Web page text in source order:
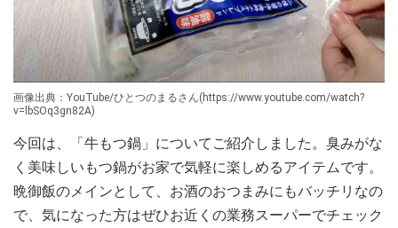
画像出典：YouTube/ひとつのまるさん(https://www.youtube.com/watch?
v=lbSOq3gn82A)
今回は、「牛もつ鍋」についてご紹介しました。臭みがな
く美味しいもつ鍋がお家で気軽に楽しめるアイテムです。
晩御飯のメインとして、お酒のおつまみにもバッチリなの
で、気になった方はぜひお近くの業務スーパーでチェック